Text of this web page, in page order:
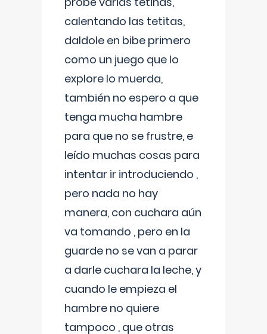
calentando las tetitas,
daldole en bibe primero
como un juego que lo
explore lo muerda,
también no espero a que
tenga mucha hambre
para que no se frustre, e
leído muchas cosas para
intentar ir introduciendo ,
pero nada no hay
manera, con cuchara aún
va tomando , pero en la
guarde no se van a parar
a darle cuchara la leche, y
cuando le empieza el
hambre no quiere
tampoco , que otras